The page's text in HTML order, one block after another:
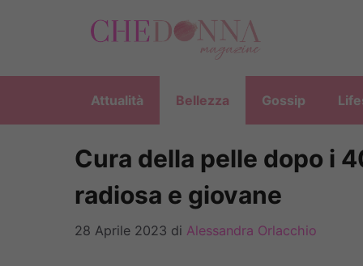
Attualità Bellezza Gossip
Cura della pelle dopo i
radiosa e giovane
28 Aprile 2023 di Alessandra Orlacchio